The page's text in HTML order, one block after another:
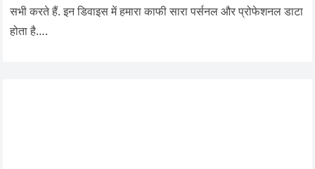
सभी करते हैं. इन डिवाइस में हमारा काफी सारा पर्सनल और प्रोफेशनल डाटा
होता है….